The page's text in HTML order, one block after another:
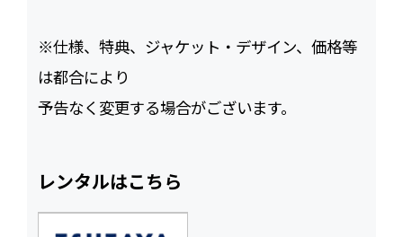
※仕様、特典、ジャケット・デザイン、価格等
は都合により
予告なく変更する場合がございます。
レンタルはこちら